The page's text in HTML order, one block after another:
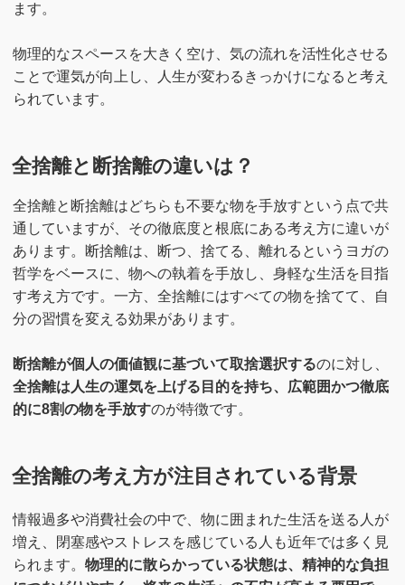
ます。
物理的なスペースを大きく空け、気の流れを活性化させる
ことで運気が向上し、人生が変わるきっかけになると考え
られています。
全捨離と断捨離の違いは？
全捨離と断捨離はどちらも不要な物を手放すという点で共
通していますが、その徹底度と根底にある考え方に違いが
あります。断捨離は、断つ、捨てる、離れるというヨガの
哲学をベースに、物への執着を手放し、身軽な生活を目指
す考え方です。一方、全捨離にはすべての物を捨てて、自
分の習慣を変える効果があります。
断捨離が個人の価値観に基づいて取捨選択するのに対し、
全捨離は人生の運気を上げる目的を持ち、広範囲かつ徹底
的に8割の物を手放すのが特徴です。
全捨離の考え方が注目されている背景
情報過多や消費社会の中で、物に囲まれた生活を送る人が
増え、閉塞感やストレスを感じている人も近年では多く見
られます。 物理的に散らかっている状態は、精神的な負担